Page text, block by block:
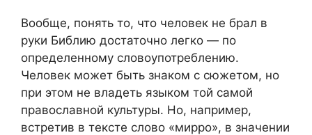
Вообще, понять то, что человек не брал в
руки Библию достаточно легко — по
определенному словоупотреблению.
Человек может быть знаком с сюжетом, но
при этом не владеть языком той самой
православной культуры. Но, например,
встретив в тексте слово «мирро», в значении